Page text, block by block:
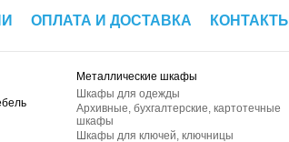
ОПЛАТА И ДОСТАВКА КОНТАКТЫ
Металлические шкафы
Шкафы для одежды
Архивные, бухгалтерские, картотечные
шкафы
Шкафы для ключей, ключницы